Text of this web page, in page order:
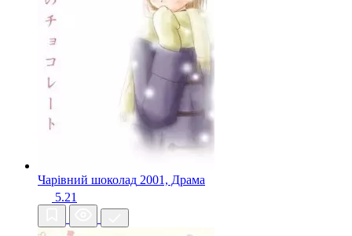
Чарівний шоколад 2001, Драма
5.21